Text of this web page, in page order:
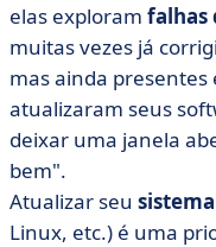
elas exploram falhas
muitas vezes já
mas ainda
atualizaram seus
deixar uma janela
bem".
Atualizar seu
Linux, etc.) é uma